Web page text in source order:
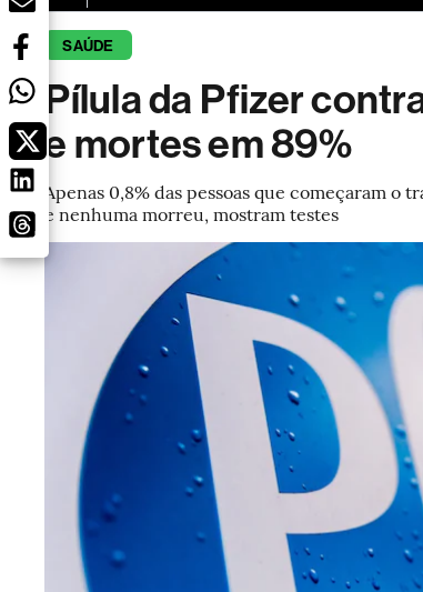
SAÚDE
Pílula da Pfizer
e mortes em 89%
Apenas 0,8% das pessoas que começaram
e nenhuma morreu, mostram testes